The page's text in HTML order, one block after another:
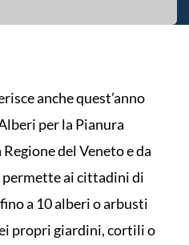
anche quest’anno
per la Pianura
del Veneto e da
ai cittadini di
a 10 alberi o arbusti
propri giardini, cortili o